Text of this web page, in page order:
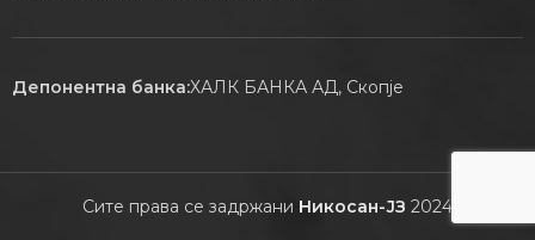
Депонентна банка:ХАЛК БАНКА АД, Скопје
Сите права се задржани Никосан-ЈЗ 2024